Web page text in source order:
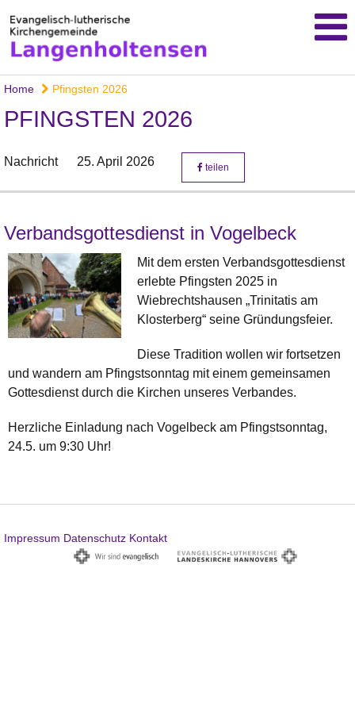
Home Pfingsten 2026
PFINGSTEN 2026
Nachricht 25. April 2026 teilen
Verbandsgottesdienst in Vogelbeck
Mit dem ersten Verbandsgottesdienst
erlebte Pfingsten 2025 in
Wiebrechtshausen „Trinitatis am
Klosterberg“ seine Gründungsfeier.
Diese Tradition wollen wir fortsetzen
und wandern am Pfingstsonntag mit einem gemeinsamen
Gottesdienst durch die Kirchen unseres Verbandes.
Herzliche Einladung nach Vogelbeck am Pfingstsonntag,
24.5. um 9:30 Uhr!
Impressum Datenschutz Kontakt